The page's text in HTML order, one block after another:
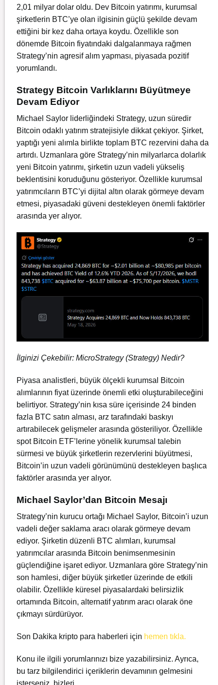
2,01 milyar dolar oldu. Dev Bitcoin yatırımı, kurumsal
şirketlerin BTC’ye olan ilgisinin güçlü şekilde devam
ettiğini bir kez daha ortaya koydu. Özellikle son
dönemde Bitcoin fiyatındaki dalgalanmaya rağmen
Strategy’nin agresif alım yapması, piyasada pozitif
yorumlandı.
Strategy Bitcoin Varlıklarını Büyütmeye
Devam Ediyor
Michael Saylor liderliğindeki Strategy, uzun süredir
Bitcoin odaklı yatırım stratejisiyle dikkat çekiyor. Şirket,
yaptığı yeni alımla birlikte toplam BTC rezervini daha da
artırdı. Uzmanlara göre Strategy’nin milyarlarca dolarlık
yeni Bitcoin yatırımı, şirketin uzun vadeli yükseliş
beklentisini koruduğunu gösteriyor. Özellikle kurumsal
yatırımcıların BTC’yi dijital altın olarak görmeye devam
etmesi, piyasadaki güveni destekleyen önemli faktörler
arasında yer alıyor.
İlginizi Çekebilir: MicroStrategy (Strategy) Nedir?
Piyasa analistleri, büyük ölçekli kurumsal Bitcoin
alımlarının fiyat üzerinde önemli etki oluşturabileceğini
belirtiyor. Strategy’nin kısa süre içerisinde 24 binden
fazla BTC satın alması, arz tarafındaki baskıyı
artırabilecek gelişmeler arasında gösteriliyor. Özellikle
spot Bitcoin ETF’lerine yönelik kurumsal talebin
sürmesi ve büyük şirketlerin rezervlerini büyütmesi,
Bitcoin’in uzun vadeli görünümünü destekleyen başlıca
faktörler arasında yer alıyor.
Michael Saylor’dan Bitcoin Mesajı
Strategy’nin kurucu ortağı Michael Saylor, Bitcoin’i uzun
vadeli değer saklama aracı olarak görmeye devam
ediyor. Şirketin düzenli BTC alımları, kurumsal
yatırımcılar arasında Bitcoin benimsenmesinin
güçlendiğine işaret ediyor. Uzmanlara göre Strategy’nin
son hamlesi, diğer büyük şirketler üzerinde de etkili
olabilir. Özellikle küresel piyasalardaki belirsizlik
ortamında Bitcoin, alternatif yatırım aracı olarak öne
çıkmayı sürdürüyor.
Son Dakika kripto para haberleri için hemen tıkla.
Konu ile ilgili yorumlarınızı bize yazabilirsiniz. Ayrıca,
bu tarz bilgilendirici içeriklerin devamının gelmesini
isterseniz, bizleri